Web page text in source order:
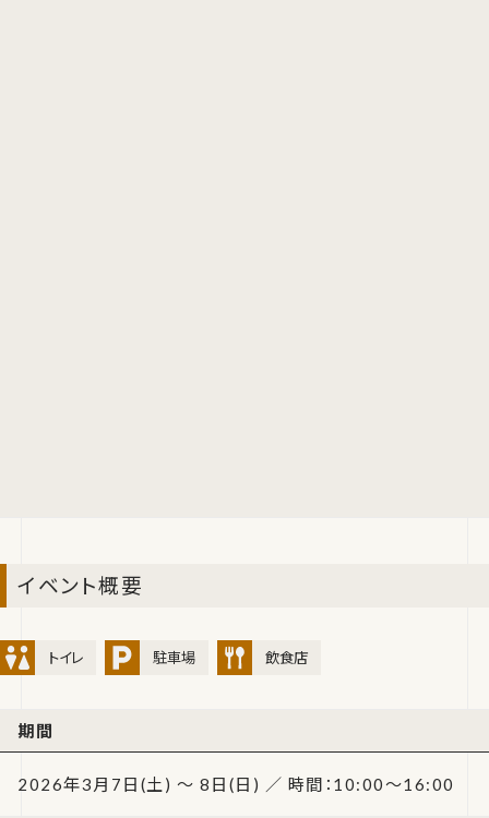
イベント概要
トイレ 駐車場 飲食店
期間
2026年3月7日(土) ～ 8日(日) ／ 時間：10:00～16:00